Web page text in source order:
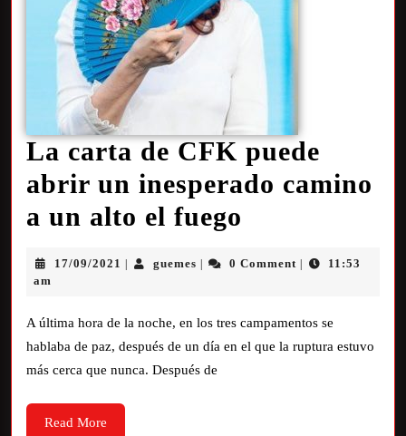
La carta de CFK puede
abrir un inesperado camino
a un alto el fuego
17/09/2021 guemes 0 Comment
11:53
am
A última hora de la noche, en los tres campamentos se
hablaba de paz, después de un día en el que la ruptura estuvo
más cerca que nunca. Después de
Read More